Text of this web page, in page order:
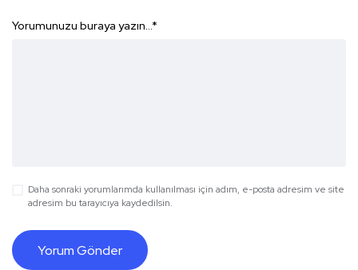
Yorumunuzu buraya yazın...*
Daha sonraki yorumlarımda kullanılması için adım, e-posta adresim ve site
adresim bu tarayıcıya kaydedilsin.